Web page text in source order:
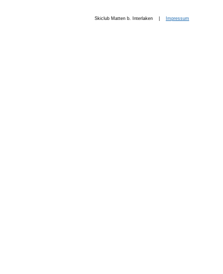
Skiclub Matten b. Interlaken | Impressum